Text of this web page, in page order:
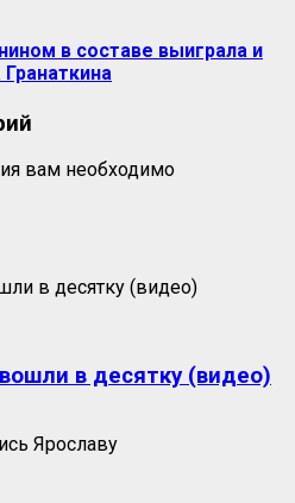
в составе выиграла и
вам необходимо
в десятку (видео)